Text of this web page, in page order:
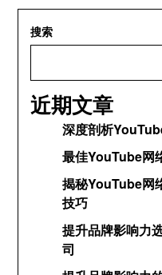
搜索
近期文章
深度剖析
最佳YouTube网
揭秘YouTube网
技巧
提升品牌影响力
司